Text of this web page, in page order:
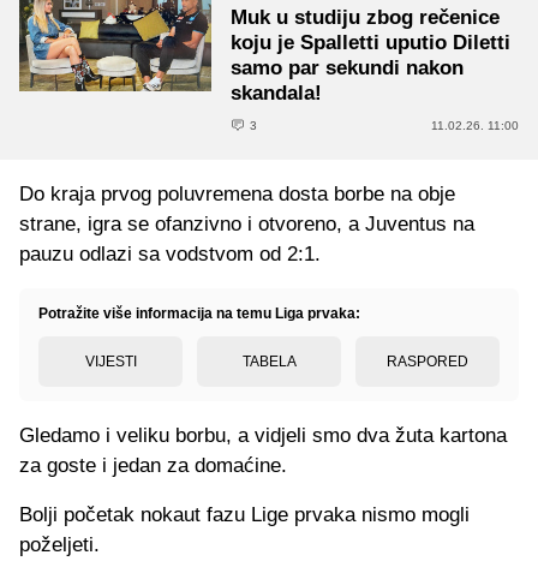
Muk u studiju zbog rečenice
koju je Spalletti uputio Diletti
samo par sekundi nakon
skandala!
3 11.02.26. 11:00
Do kraja prvog poluvremena dosta borbe na obje
strane, igra se ofanzivno i otvoreno, a Juventus na
pauzu odlazi sa vodstvom od 2:1.
Potražite više informacija na temu Liga prvaka:
VIJESTI TABELA RASPORED
Gledamo i veliku borbu, a vidjeli smo dva žuta kartona
za goste i jedan za domaćine.
Bolji početak nokaut fazu Lige prvaka nismo mogli
poželjeti.